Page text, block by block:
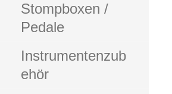
Stompboxen /
Pedale
Instrumentenzub
ehör